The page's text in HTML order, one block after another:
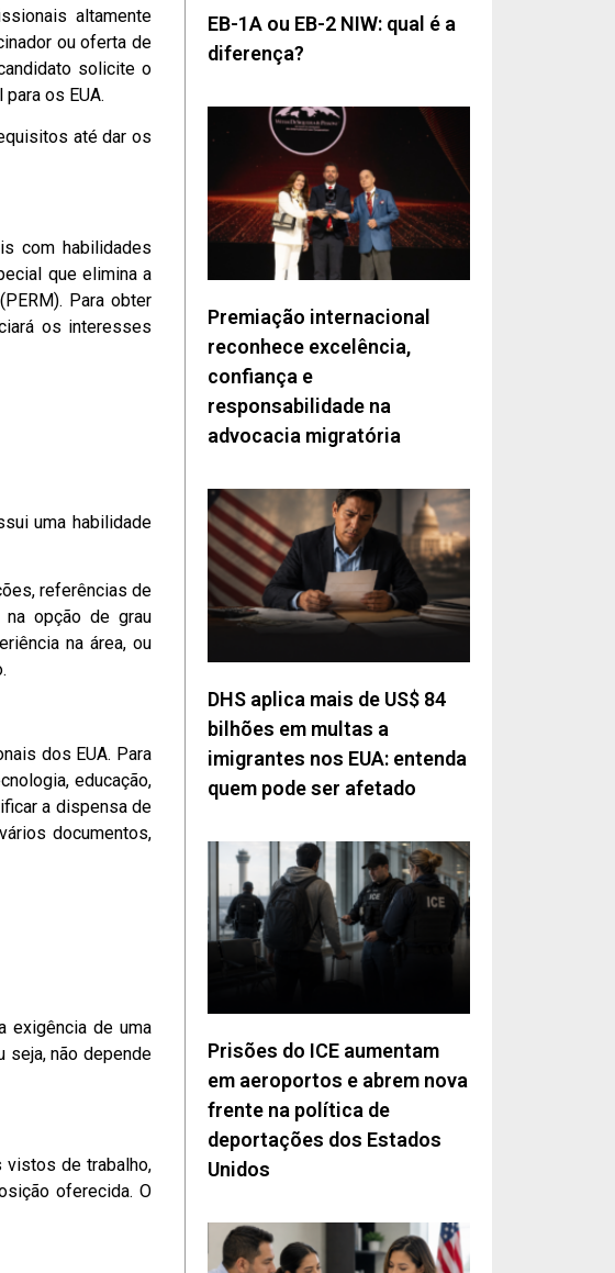
altamente
ou oferta de
solicite o
os EUA.
até dar os
com habilidades
que elimina a
Para obter
os interesses
uma habilidade
referências de
opção de grau
na área, ou
dos EUA. Para
educação,
a dispensa de
documentos,
exigência de uma
seja, não depende
vistos de trabalho,
oferecida. O
EB-1A ou EB-2 NIW: qual é a
diferença?
Premiação internacional
reconhece excelência,
confiança e
responsabilidade na
advocacia migratória
DHS aplica mais de US$ 84
bilhões em multas a
imigrantes nos EUA: entenda
quem pode ser afetado
Prisões do ICE aumentam
em aeroportos e abrem nova
frente na política de
deportações dos Estados
Unidos